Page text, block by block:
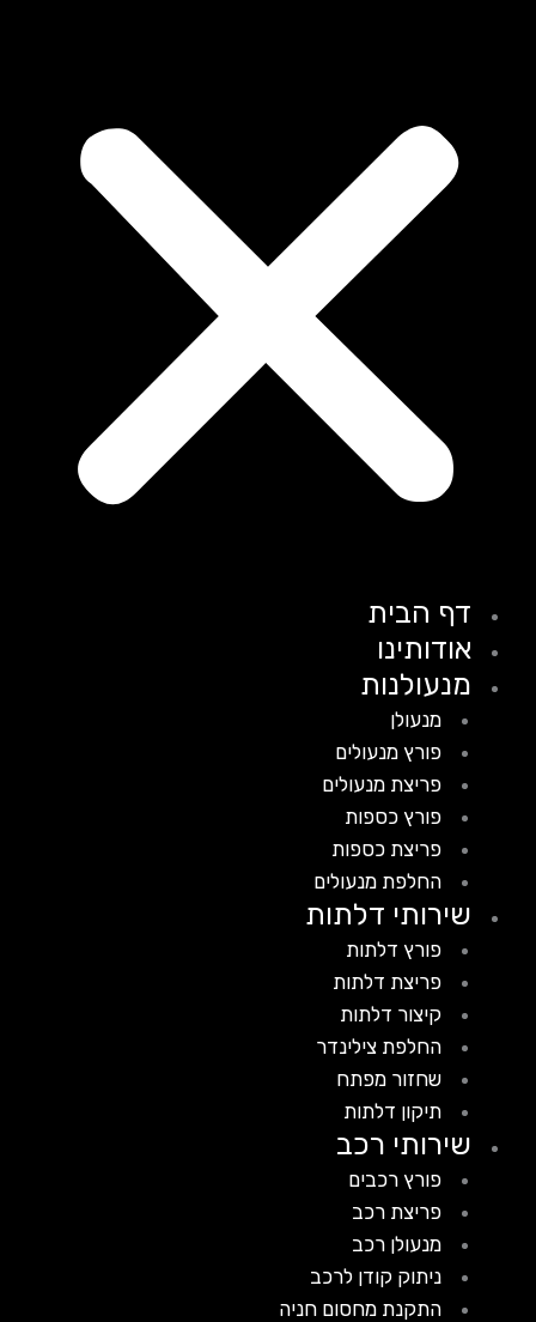
דף הבית
אודותינו
מנעולנות
מנעולן
פורץ מנעולים
פריצת מנעולים
פורץ כספות
פריצת כספות
החלפת מנעולים
שירותי דלתות
פורץ דלתות
פריצת דלתות
קיצור דלתות
החלפת צילינדר
שחזור מפתח
תיקון דלתות
שירותי רכב
פורץ רכבים
פריצת רכב
מנעולן רכב
ניתוק קודן לרכב
התקנת מחסום חניה